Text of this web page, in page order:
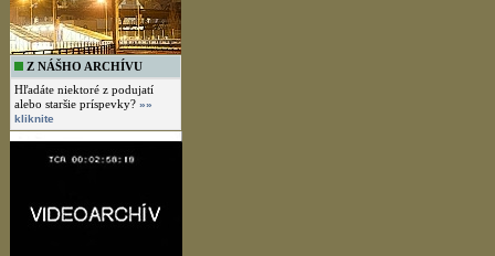
Z NÁŠHO ARCHÍVU
Hľadáte niektoré z podujatí
alebo staršie príspevky? »»
kliknite